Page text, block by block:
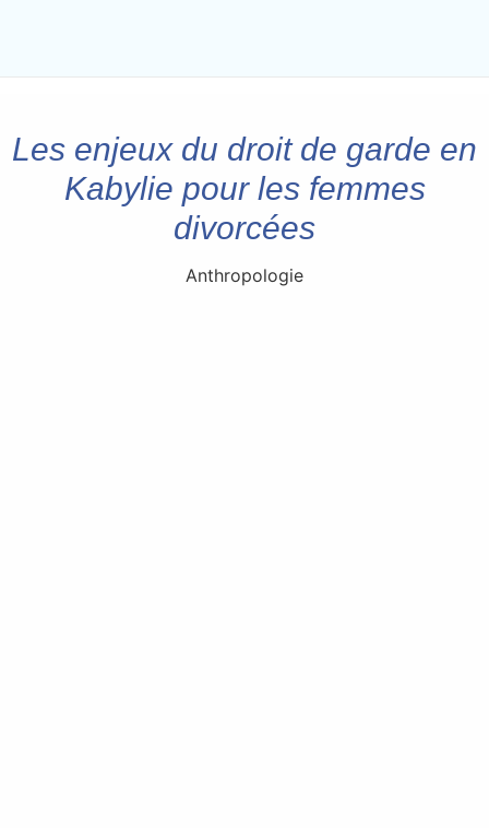
Les enjeux du droit de garde en
Kabylie pour les femmes
divorcées
Anthropologie